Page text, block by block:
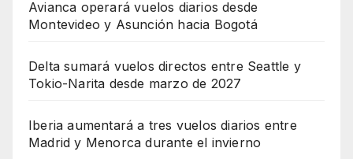
Avianca operará vuelos diarios desde
Montevideo y Asunción hacia Bogotá
Delta sumará vuelos directos entre Seattle y
Tokio-Narita desde marzo de 2027
Iberia aumentará a tres vuelos diarios entre
Madrid y Menorca durante el invierno